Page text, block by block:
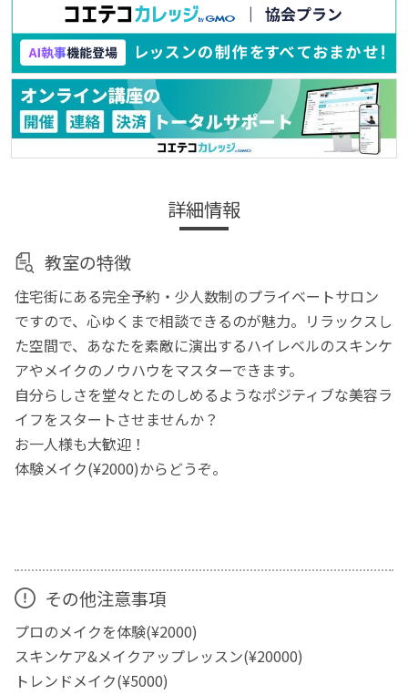
詳細情報
教室の特徴
住宅街にある完全予約・少人数制のプライベートサロン
ですので、心ゆくまで相談できるのが魅力。リラックスし
た空間で、あなたを素敵に演出するハイレベルのスキンケ
アやメイクのノウハウをマスターできます。
自分らしさを堂々とたのしめるようなポジティブな美容ラ
イフをスタートさせませんか？
お一人様も大歓迎！
体験メイク(¥2000)からどうぞ。
その他注意事項
プロのメイクを体験(¥2000)
スキンケア&メイクアップレッスン(¥20000)
トレンドメイク(¥5000)